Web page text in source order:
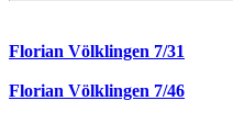
Florian Völklingen 7/31
Florian Völklingen 7/46